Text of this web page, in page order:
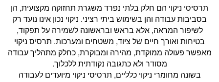
תרסיסי ניקוי הם חלק בלתי נפרד משגרת תחזוקה מקצועית, הן
בסביבות עבודה והן בשימוש ביתי רציני. ניקוי נכון אינו נועד רק
לשיפור המראה, אלא בראש ובראשונה לשמירה על תפקוד,
בטיחות ואורך חיים של ציוד, משטחים ומערכות. תרסיס ניקוי
מאפשר פעולה ממוקדת, מהירה ומבוקרת, כחלק מתהליך עבודה
מסודר ולא כתגובה נקודתית ללכלוך.
בשונה מחומרי ניקוי כלליים, תרסיסי ניקוי מיועדים לעבודה